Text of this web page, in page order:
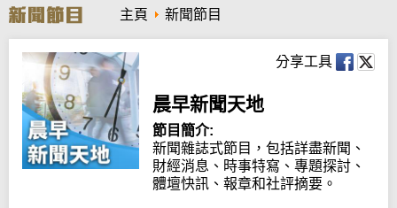
r
c
h
主頁 新聞節目
分享工具
晨早新聞天地
節目簡介:
新聞雜誌式節目，包括詳盡新聞、
財經消息、時事特寫、專題探討、
體壇快訊、報章和社評摘要。